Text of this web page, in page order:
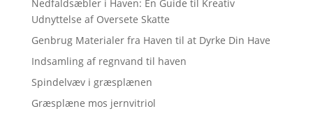
Nedfaldsæbler i Haven: En Guide til Kreativ
Udnyttelse af Oversete Skatte
Genbrug Materialer fra Haven til at Dyrke Din Have
Indsamling af regnvand til haven
Spindelvæv i græsplænen
Græsplæne mos jernvitriol